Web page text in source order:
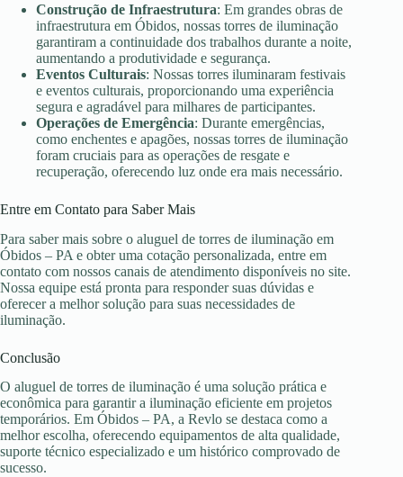
Construção de Infraestrutura: Em grandes obras de
infraestrutura em Óbidos, nossas torres de iluminação
garantiram a continuidade dos trabalhos durante a noite,
aumentando a produtividade e segurança.
Eventos Culturais: Nossas torres iluminaram festivais
e eventos culturais, proporcionando uma experiência
segura e agradável para milhares de participantes.
Operações de Emergência: Durante emergências,
como enchentes e apagões, nossas torres de iluminação
foram cruciais para as operações de resgate e
recuperação, oferecendo luz onde era mais necessário.
Entre em Contato para Saber Mais
Para saber mais sobre o aluguel de torres de iluminação em
Óbidos – PA e obter uma cotação personalizada, entre em
contato com nossos canais de atendimento disponíveis no site.
Nossa equipe está pronta para responder suas dúvidas e
oferecer a melhor solução para suas necessidades de
iluminação.
Conclusão
O aluguel de torres de iluminação é uma solução prática e
econômica para garantir a iluminação eficiente em projetos
temporários. Em Óbidos – PA, a Revlo se destaca como a
melhor escolha, oferecendo equipamentos de alta qualidade,
suporte técnico especializado e um histórico comprovado de
sucesso.